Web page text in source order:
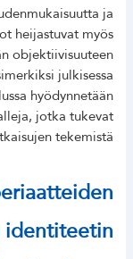
ja
heijastuvat myös
objektiivisuuteen
julkisessa
hyödynnetään
jotka tukevat
tekemistä.
identiteetin